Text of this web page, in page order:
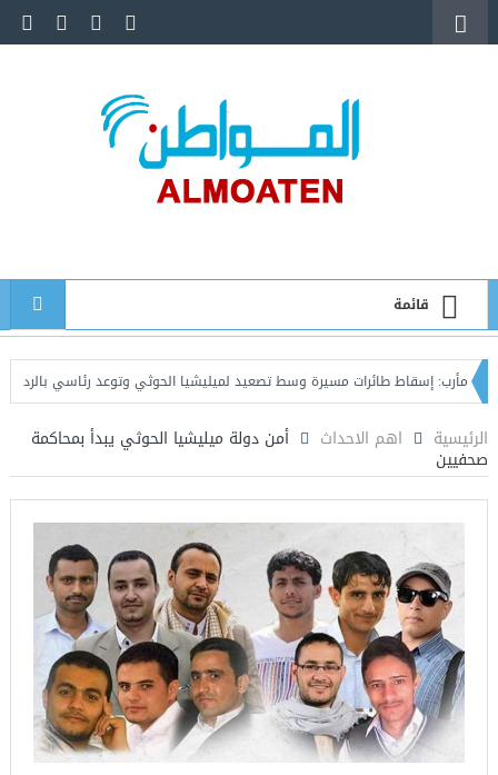
قائمة
إسقاط طائرات مسيرة وسط تصعيد لميليشيا الحوثي وتوعد رئاسي بالرد الحازم
الرئيسية اهم الاحداث أمن دولة ميليشيا الحوثي يبدأ بمحاكمة
صحفيين